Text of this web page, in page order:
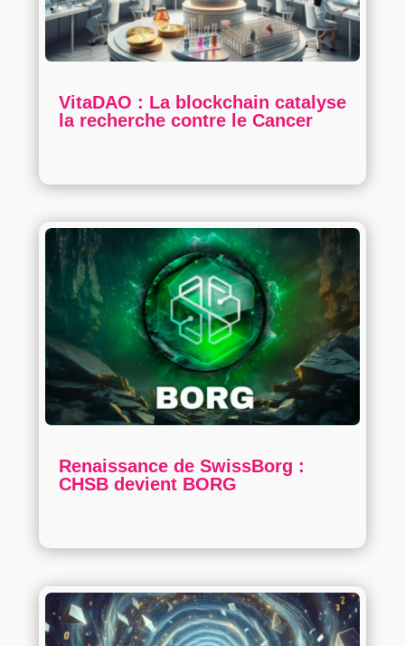
VitaDAO : La blockchain catalyse
la recherche contre le Cancer
Renaissance de SwissBorg :
CHSB devient BORG